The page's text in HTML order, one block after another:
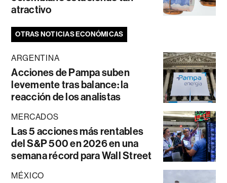
atractivo
OTRAS NOTICIAS ECONÓMICAS
ARGENTINA
Acciones de Pampa suben
levemente tras balance: la
reacción de los analistas
MERCADOS
Las 5 acciones más rentables
del S&P 500 en 2026 en una
semana récord para Wall Street
MÉXICO